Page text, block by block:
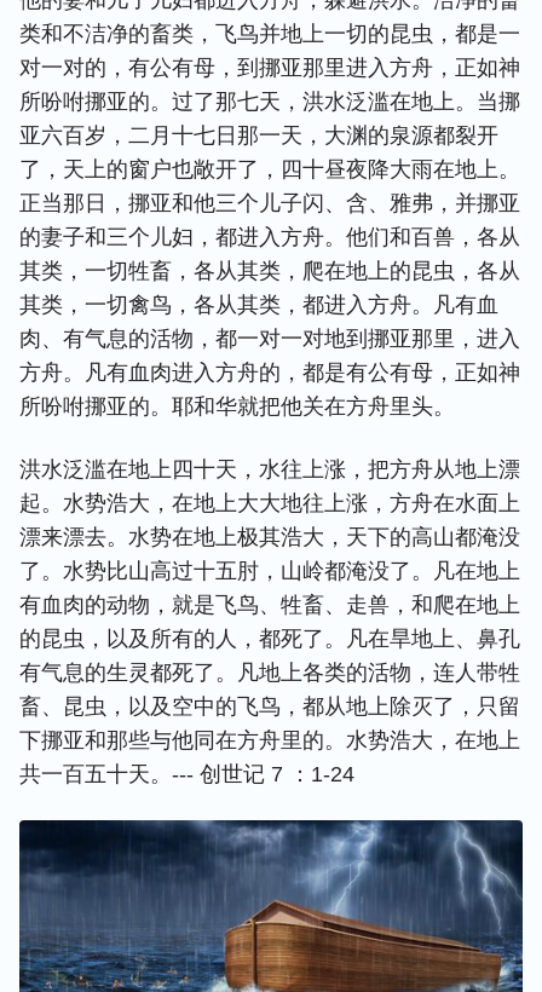
类和不洁净的畜类，飞鸟并地上一切的昆虫，都是一
对一对的，有公有母，到挪亚那里进入方舟，正如神
所吩咐挪亚的。过了那七天，洪水泛滥在地上。当挪
亚六百岁，二月十七日那一天，大渊的泉源都裂开
了，天上的窗户也敞开了，四十昼夜降大雨在地上。
正当那日，挪亚和他三个儿子闪、含、雅弗，并挪亚
的妻子和三个儿妇，都进入方舟。他们和百兽，各从
其类，一切牲畜，各从其类，爬在地上的昆虫，各从
其类，一切禽鸟，各从其类，都进入方舟。凡有血
肉、有气息的活物，都一对一对地到挪亚那里，进入
方舟。凡有血肉进入方舟的，都是有公有母，正如神
所吩咐挪亚的。耶和华就把他关在方舟里头。
洪水泛滥在地上四十天，水往上涨，把方舟从地上漂
起。水势浩大，在地上大大地往上涨，方舟在水面上
漂来漂去。水势在地上极其浩大，天下的高山都淹没
了。水势比山高过十五肘，山岭都淹没了。凡在地上
有血肉的动物，就是飞鸟、牲畜、走兽，和爬在地上
的昆虫，以及所有的人，都死了。凡在旱地上、鼻孔
有气息的生灵都死了。凡地上各类的活物，连人带牲
畜、昆虫，以及空中的飞鸟，都从地上除灭了，只留
下挪亚和那些与他同在方舟里的。水势浩大，在地上
共一百五十天。--- 创世记 7 ：1-24